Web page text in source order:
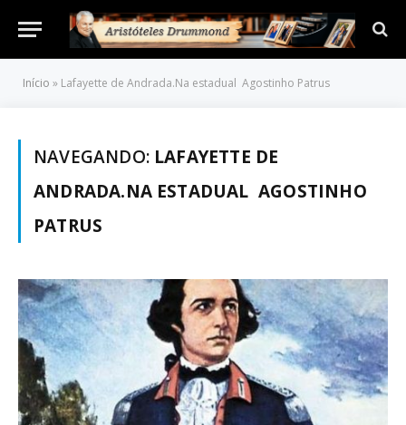
Início » Lafayette de Andrada.Na estadual Agostinho Patrus
NAVEGANDO: LAFAYETTE DE
ANDRADA.NA ESTADUAL AGOSTINHO
PATRUS